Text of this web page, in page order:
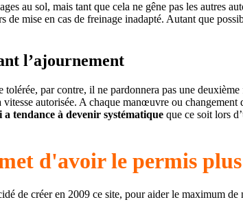
au sol, mais tant que cela ne gêne pas les autres
de mise en cas de freinage inadapté. Autant que
l’ajournement
par contre, il ne pardonnera pas une deuxième
vitesse autorisée. A chaque manœuvre ou
a tendance à devenir systématique que ce soit lors
d'avoir le permis
de créer en 2009 ce site, pour aider le maximum